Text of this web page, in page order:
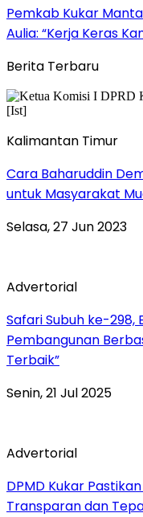
Pemkab Kukar
Aulia: “Kerja Keras
Berita Terbaru
Kalimantan Timur
Cara Baharuddin
untuk Masyarakat
Selasa, 27 Jun 2023
Advertorial
Safari Subuh ke-298,
Pembangunan
Terbaik”
Senin, 21 Jul 2025
Advertorial
DPMD Kukar
Transparan dan